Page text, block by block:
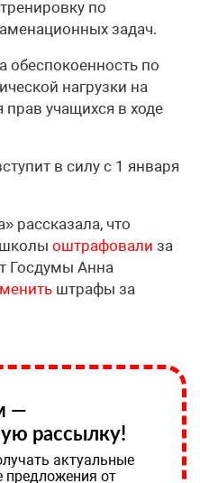
по
задач.
обеспокоенность по
нагрузки на
учащихся в ходе
в силу с 1 января
рассказала, что
школы оштрафовали за
Госдумы Анна
штрафы за
—
рассылку!
актуальные
предложения от